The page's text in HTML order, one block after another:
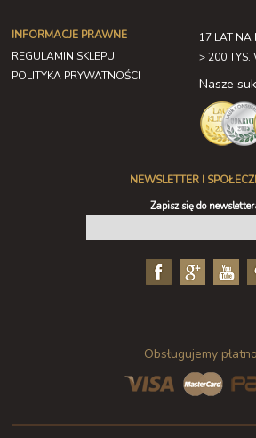
INFORMACJE PRAWNE
REGULAMIN SKLEPU
POLITYKA PRYWATNOŚCI
17 LAT NA
> 200 TYS.
Nasze
NEWSLETTER I
Zapisz się do
Obsługujemy